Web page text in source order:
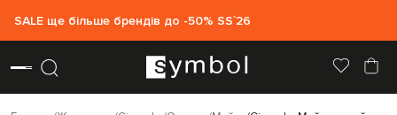
SALE ще більше брендів до -50% SS`26